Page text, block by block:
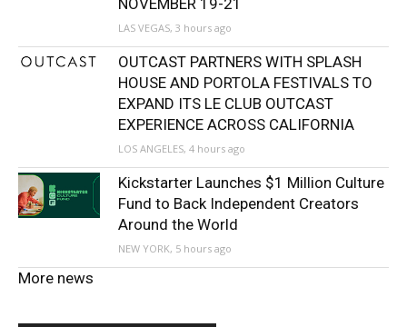
LAS VEGAS, 3 hours ago
OUTCAST PARTNERS WITH SPLASH
HOUSE AND PORTOLA FESTIVALS TO
EXPAND ITS LE CLUB OUTCAST
EXPERIENCE ACROSS CALIFORNIA
LOS ANGELES, 4 hours ago
Kickstarter Launches $1 Million Culture
Fund to Back Independent Creators
Around the World
NEW YORK, 5 hours ago
More news